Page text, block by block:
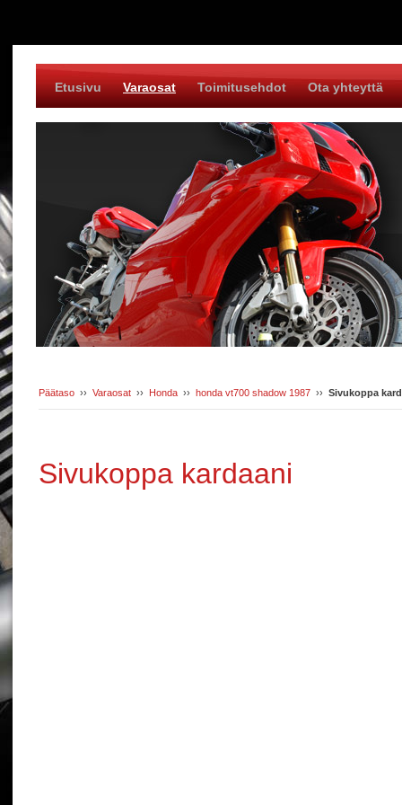
Etusivu Varaosat Toimitusehdot Ota yhteyttä
Päätaso ›› Varaosat ›› Honda ›› honda vt700 shadow 1987 ›› Sivukoppa
Sivukoppa kardaani